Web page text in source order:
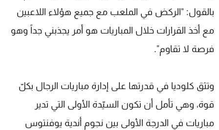
بالقول: "الركض في الملعب مع جميع هؤلاء اللاعبين
مع أخذ القرارات خلال المباريات هو أمر يجذبني جداً وهو
فرصة لا تقاوم".
وتثق كلوديا في قدرتها على إدارة مباريات الرجال بكلّ
قوة، وهي تأمل أن تكون السيّدة الأولى التي تدير
مباريات في الدرجة الأولى بين نجوم أندية يوفنتوس